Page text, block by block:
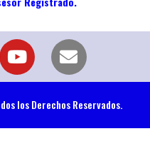
los Derechos Reservados.